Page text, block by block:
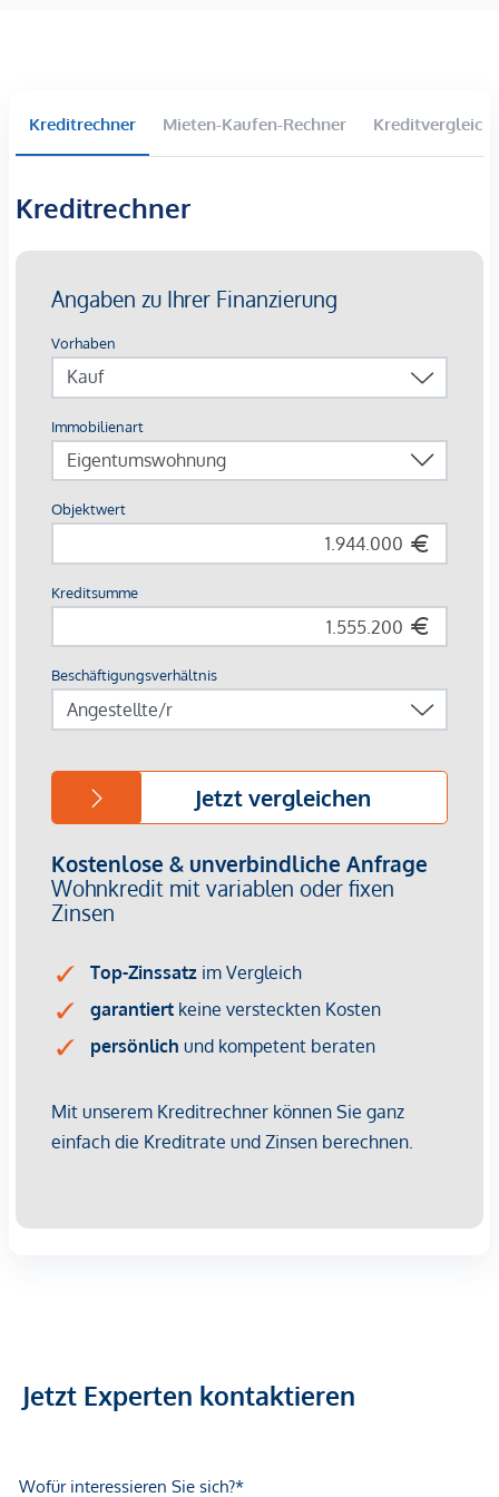
Elisabethstraße – eingerahmt von prachtvollen Fassaden,
Lage – urbaner geht es nicht
Diese Adresse zählt zu den begehrtesten Wiens:
Direkt bei der Wiener Staatsoper
U-Bahn-Knotenpunkt Karlsplatz (U1, U2, U4) in
wenigen Minuten
Straßenbahnlinien 1, 2, D, 62, 71 unmittelbar vor der
Tür
Kärntner Straße fußläufig erreichbar
Naschmarkt, Secession und Musikverein in direkter
höchstem Niveau und nur wenige Schritte entfernt.
Zusatzinformationen
Monatliche Gesamtkosten inkl. Heizkosten:€ 736,63 brutto
Parkmöglichkeiten im Haus
Im Gebäude befindet sich eine Tiefgarage (Parkhaus
Opernringhof – BOE):
Dauerparken aktuell ca. € 399,- pro Monat
möglich – je nach Verfügbarkeit)
Mehr Details finden Sie unter https://www.boe-
parking.at/de/garagen/wien/opernringhof
Eine Immobilie mit Seltenheitswert:
Grunderwerbssteuer: 3,5% d.KP.
Kreditrechner Mieten-Kaufen-Rechner Kreditvergleich
Kreditrechner
Jetzt Experten kontaktieren